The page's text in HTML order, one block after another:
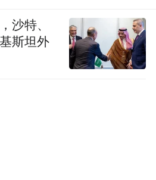
沙特、
斯坦外